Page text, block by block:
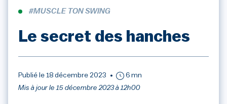
#MUSCLE TON SWING
Le secret des hanches
Publié le 18 décembre 2023
6 mn
Mis à jour le 15 décembre 2023 à 12h00